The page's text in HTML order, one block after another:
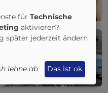
für Technische
aktivieren?
später jederzeit ändern
lehne ab Das ist ok